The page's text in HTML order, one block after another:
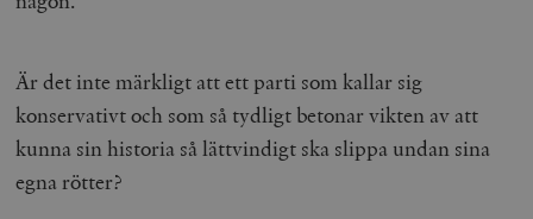
Är det inte märkligt att ett parti som kallar sig
konservativt och som så tydligt betonar vikten av att
kunna sin historia så lättvindigt ska slippa undan sina
egna rötter?